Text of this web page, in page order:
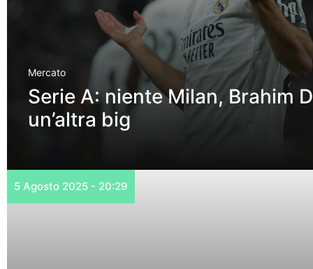
Mercato
Serie A: niente Milan, Brahim
un’altra big
5 Agosto 2025 - 20:29